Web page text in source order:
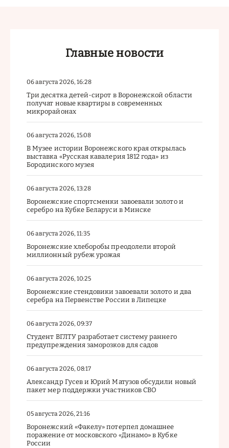
Главные новости
06 августа 2026, 16:28
Три десятка детей-сирот в Воронежской области
получат новые квартиры в современных
микрорайонах
06 августа 2026, 15:08
В Музее истории Воронежского края открылась
выставка «Русская кавалерия 1812 года» из
Бородинского музея
06 августа 2026, 13:28
Воронежские спортсменки завоевали золото и
серебро на Кубке Беларуси в Минске
06 августа 2026, 11:35
Воронежские хлеборобы преодолели второй
миллионный рубеж урожая
06 августа 2026, 10:25
Воронежские стендовики завоевали золото и два
серебра на Первенстве России в Липецке
06 августа 2026, 09:37
Студент ВГЛТУ разработает систему раннего
предупреждения заморозков для садов
06 августа 2026, 08:17
Александр Гусев и Юрий Матузов обсудили новый
пакет мер поддержки участников СВО
05 августа 2026, 21:16
Воронежский «Факелу» потерпел домашнее
поражение от московского «Динамо» в Кубке
России